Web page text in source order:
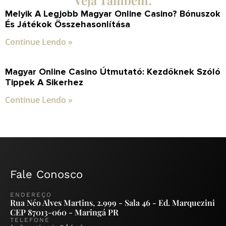
Melyik A Legjobb Magyar Online Casino? Bónuszok
És Játékok Összehasonlítása
Continue Lendo »
Magyar Online Casino Útmutató: Kezdőknek Szóló
Tippek A Sikerhez
Continue Lendo »
ENDEREÇO
Rua Néo Alves Martins, 2.999 - Sala 46 - Ed. Marquezini
CEP 87013-060 - Maringá PR
TELEFONE
Fale Conosco